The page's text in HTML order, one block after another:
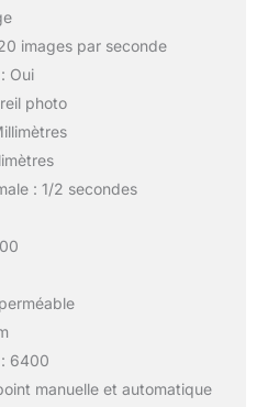
images par seconde
Oui
photo
: 1/2 secondes
6400
manuelle et automatique